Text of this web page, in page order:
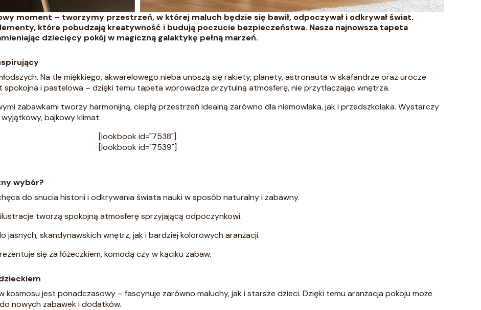
moment – tworzymy przestrzeń, w której maluch będzie się bawił, odpoczywał i odkrywał świat.
które pobudzają kreatywność i budują poczucie bezpieczeństwa. Nasza najnowsza tapeta
dziecięcy pokój w magiczną galaktykę pełną marzeń.
Na tle miękkiego, akwarelowego nieba unoszą się rakiety, planety, astronauta w skafandrze oraz urocze
spokojna i pastelowa – dzięki temu tapeta wprowadza przytulną atmosferę, nie przytłaczając wnętrza.
zabawkami tworzy harmonijną, ciepłą przestrzeń idealną zarówno dla niemowlaka, jak i przedszkolaka. Wystarczy
bajkowy klimat.
[lookbook id="7538"]
[lookbook id="7539"]
wybór?
do snucia historii i odkrywania świata nauki w sposób naturalny i zabawny.
tworzą spokojną atmosferę sprzyjającą odpoczynkowi.
skandynawskich wnętrz, jak i bardziej kolorowych aranżacji.
się za łóżeczkiem, komodą czy w kąciku zabaw.
kosmosu jest ponadczasowy – fascynuje zarówno maluchy, jak i starsze dzieci. Dzięki temu aranżacja pokoju może
nowych zabawek i dodatków.